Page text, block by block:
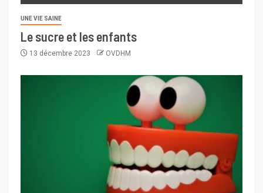
UNE VIE SAINE
Le sucre et les enfants
13 décembre 2023 OVDHM